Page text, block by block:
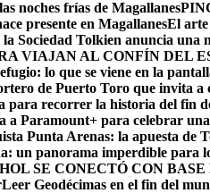
noches frías de Magallanes
presente en MagallanesEl arte
Sociedad Tolkien anuncia una
VIAJAN AL CONFÍN DEL
lo que se viene en la
de Puerto Toro que invita
para recorrer la historia del fin
a Paramount+ para celebrar
Punta Arenas: la apuesta de
un panorama imperdible para
SE CONECTÓ CON
Leer Geodécimas en el fin del